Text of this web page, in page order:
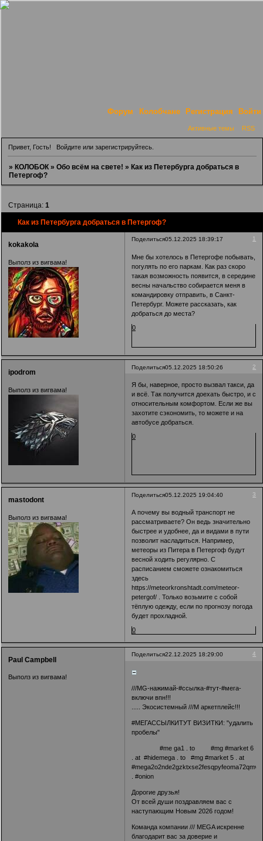
Форум Колобчане Регистрация Войти
Активные темы RSS
Привет, Гость! Войдитеили зарегистрируйтесь.
»КОЛОБОК »Обо всём на свете! »Как из Петербурга добраться в
Петергоф?
Как из Петербурга добраться в Петергоф?
Страница:1
Поделиться 1
05.12.2025 18:39:17
kokakola
Выполз из вигвама!
Мне бы хотелось в Петергофе побывать,
погулять по его паркам. Как раз скоро
такая возможность появится, в середине
весны начальство собирается меня в
командировку отправить, в Санкт-
Петербург. Можете рассказать, как
добраться до места?
0
Поделиться 2
05.12.2025 18:50:26
ipodrom
Выполз из вигвама!
Я бы, наверное, просто вызвал такси, да
и всё. Так получится доехать быстро, и с
относительным комфортом. Если же вы
захотите сэкономить, то можете и на
автобусе добраться.
0
Поделиться 3
05.12.2025 19:04:40
mastodont
Выполз из вигвама!
А почему вы водный транспорт не
рассматриваете? Он ведь значительно
быстрее и удобнее, да и видами в пути
позволит насладиться. Например,
метеоры из Питера в Петергоф будут
весной ходить регулярно. С
расписанием сможете ознакомиться
здесь
https://meteorkronshtadt.com/meteor-
petergof/ . Только возьмите с собой
тёплую одежду, если по прогнозу погода
будет прохладной.
0
Поделиться 4
22.12.2025 18:29:00
Paul Campbell
Выполз из вигвама!
///MG-нажимай-#ссылка-#тут-#мега-
включи впн!!!
..... Экосистемный ///M аркетплейс!!!
#МЕГАССЫЛКИТУТ ВИЗИТКИ: "удалить
пробелы"
#me ga1 . to #mg #market 6
. at #hidemega . to #mg #market 5 . at
. #onion
Дорогие друзья!
От всей души поздравляем вас с
наступающим Новым 2026 годом!
Команда компании /// MEGA искренне
благодарит вас за доверие и